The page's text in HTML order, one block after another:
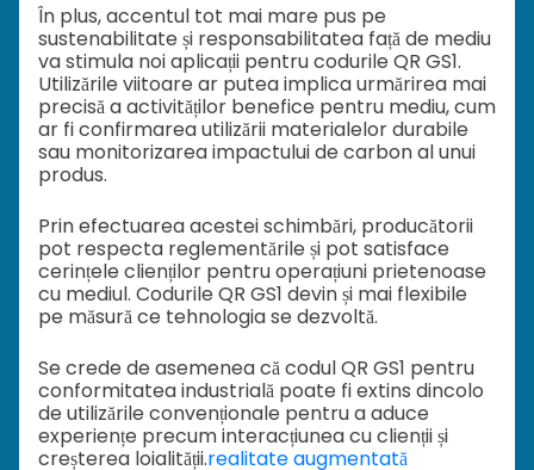
În plus, accentul tot mai mare pus pe
sustenabilitate și responsabilitatea față de mediu
va stimula noi aplicații pentru codurile QR GS1.
Utilizările viitoare ar putea implica urmărirea mai
precisă a activităților benefice pentru mediu, cum
ar fi confirmarea utilizării materialelor durabile
sau monitorizarea impactului de carbon al unui
produs.
Prin efectuarea acestei schimbări, producătorii
pot respecta reglementările și pot satisface
cerințele clienților pentru operațiuni prietenoase
cu mediul. Codurile QR GS1 devin și mai flexibile
pe măsură ce tehnologia se dezvoltă.
Se crede de asemenea că codul QR GS1 pentru
conformitatea industrială poate fi extins dincolo
de utilizările convenționale pentru a aduce
experiențe precum interacțiunea cu clienții și
creșterea loialității.realitate augmentată